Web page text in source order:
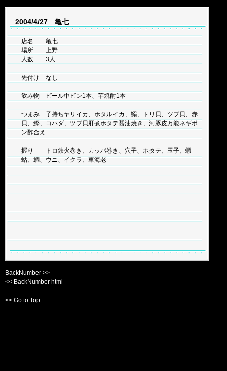
2004/4/27 亀七
店名 亀七
場所 上野
人数 3人
先付け なし
飲み物 ビール中ビン1本、芋焼酎1本
つまみ 子持ちヤリイカ、ホタルイカ、鰯、トリ貝、ツブ貝、赤
貝、鰹、コハダ、ツブ貝肝煮ホタテ醤油焼き、河豚皮万能ネギポ
ン酢合え
握り トロ鉄火巻き、カッパ巻き、穴子、ホタテ、玉子、蝦
蛄、鯛、ウニ、イクラ、車海老
BackNumber >>
<< BackNumber html
<< Go to Top